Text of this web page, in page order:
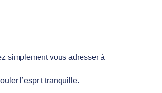
simplement vous adresser à
l’esprit tranquille.